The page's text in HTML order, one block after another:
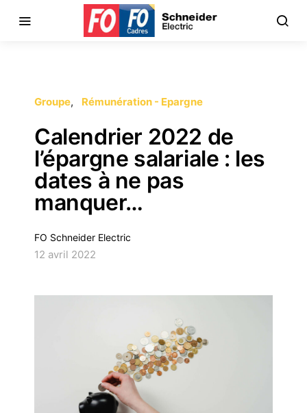
Groupe Rémunération - Epargne
Calendrier 2022 de
l’épargne salariale : les
dates à ne pas
manquer…
FO Schneider Electric
12 avril 2022